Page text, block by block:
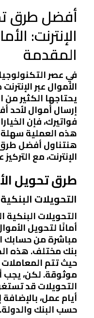
أفضل طرق
الإنترنت:
المقدمة
في عصر
الأموال عبر
يحتاجها الكثير
إرسال أموال لأحد
فواتيرك، فإن
هذه العملية
هنتناول أفضل طرق
الإنترنت، مع
طرق تحويل
التحويلات
التحويلات البنكية
أمانًا لتحويل
مباشرة من حسابك
بنك مختلف. هذه
حيث تتم
موثوقة. لكن، يجب
التحويلات قد
أيام عمل،
حسب البنك والدولة.